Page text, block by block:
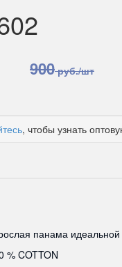
900руб./шт
, чтобы узнать
панама идеальной
% COTTON